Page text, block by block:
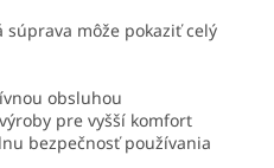
môže pokaziť celý
obsluhou
pre vyšší komfort
bezpečnosť používania